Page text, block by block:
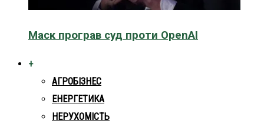
Маск програв суд проти OpenAI
+
АГРОБІЗНЕС
ЕНЕРГЕТИКА
НЕРУХОМІСТЬ